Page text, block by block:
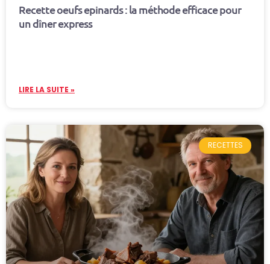
Recette oeufs epinards : la méthode efficace pour
un dîner express
LIRE LA SUITE »
RECETTES